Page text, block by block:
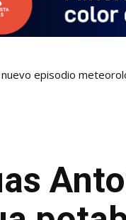
episodio